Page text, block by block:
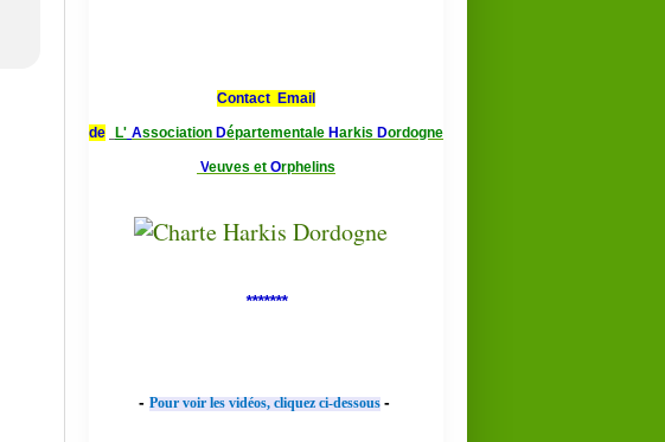
Contact Email
de L' Association Départementale Harkis Dordogne
Veuves et Orphelins
*******
- Pour voir les vidéos, cliquez ci-dessous -